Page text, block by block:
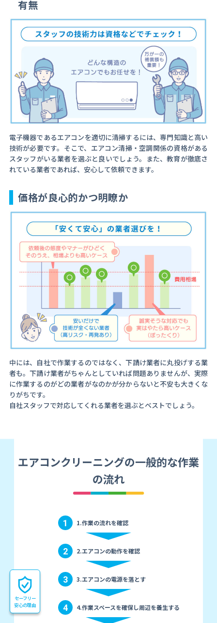
有無
電子機器であるエアコンを適切に清掃するには、専門知識と高い
技術が必要です。そこで、エアコン清掃・空調関係の資格がある
スタッフがいる業者を選ぶと良いでしょう。また、教育が徹底さ
れている業者であれば、安心して依頼できます。
価格が良心的かつ明瞭か
中には、自社で作業するのではなく、下請け業者に丸投げする業
者も。下請け業者がちゃんとしていれば問題ありませんが、実際
に作業するのがどの業者がなのかが分からないと不安も大きくな
りがちです。
自社スタッフで対応してくれる業者を選ぶとベストでしょう。
エアコンクリーニングの一般的な作業
の流れ
1 1.作業の流れを確認
2 2.エアコンの動作を確認
3 3.エアコンの電源を落とす
4 4.作業スペースを確保し周辺を養生する
セーフリー
安心の理由